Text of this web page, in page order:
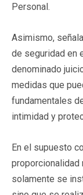
Personal.
Asimismo,
de seguridad en
denominado
medidas que
fundamentales
intimidad y
En el supuesto
proporcionalidad
solamente se